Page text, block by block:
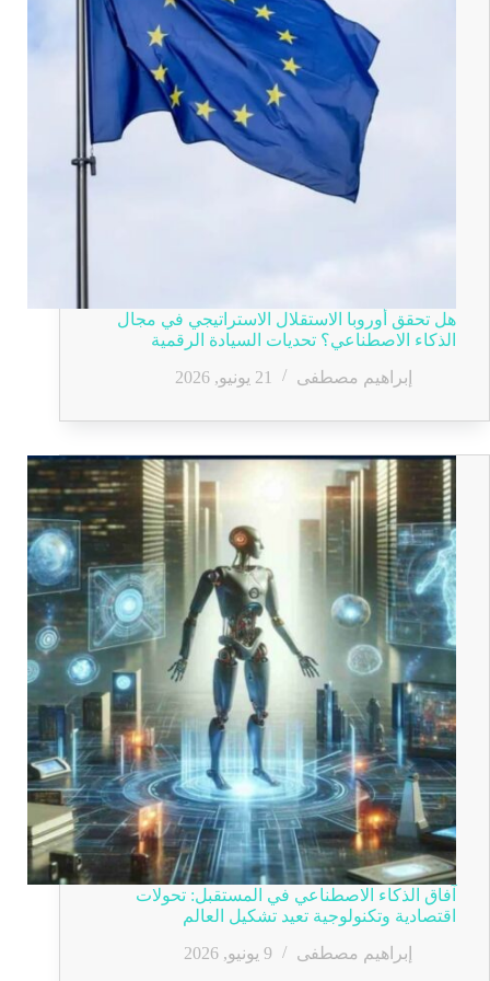
هل تحقق أوروبا الاستقلال الاستراتيجي في مجال
الذكاء الاصطناعي؟ تحديات السيادة الرقمية
إبراهيم مصطفى
21 يونيو, 2026
آفاق الذكاء الاصطناعي في المستقبل: تحولات
اقتصادية وتكنولوجية تعيد تشكيل العالم
إبراهيم مصطفى
9 يونيو, 2026